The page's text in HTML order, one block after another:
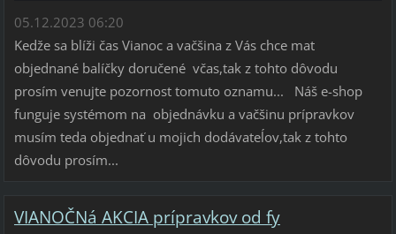
05.12.2023 06:20
Kedže sa blíži čas Vianoc a vačšina z Vás chce mat
objednané balíčky doručené včas,tak z tohto dôvodu
prosím venujte pozornost tomuto oznamu... Náš e-shop
funguje systémom na objednávku a vačšinu prípravkov
musím teda objednať u mojich dodávateĺov,tak z tohto
dôvodu prosím...
VIANOČNá AKCIA prípravkov od fy